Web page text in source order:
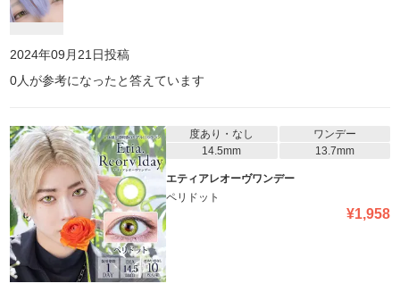
2024年09月21日投稿
0人が参考になったと答えています
度あり・なし
ワンデー
14.5mm
13.7mm
エティアレオーヴワンデー
ペリドット
¥1,958